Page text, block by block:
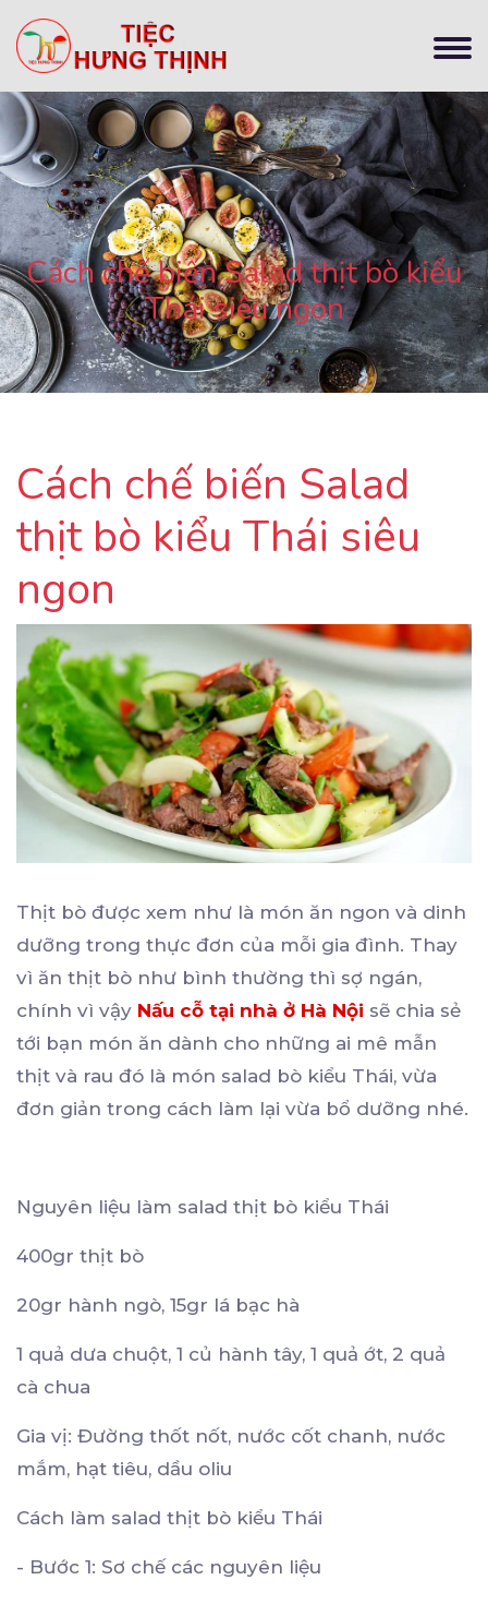
Cách chế biến Salad thịt bò kiểu
Thái siêu ngon
Cách chế biến Salad
thịt bò kiểu Thái siêu
ngon
Thịt bò được xem như là món ăn ngon và dinh
dưỡng trong thực đơn của mỗi gia đình. Thay
vì ăn thịt bò như bình thường thì sợ ngán,
chính vì vậy Nấu cỗ tại nhà ở Hà Nội sẽ chia sẻ
tới bạn món ăn dành cho những ai mê mẫn
thịt và rau đó là món salad bò kiểu Thái, vừa
đơn giản trong cách làm lại vừa bổ dưỡng nhé.
Nguyên liệu làm salad thịt bò kiểu Thái
400gr thịt bò
20gr hành ngò, 15gr lá bạc hà
1 quả dưa chuột, 1 củ hành tây, 1 quả ớt, 2 quả
cà chua
Gia vị: Đường thốt nốt, nước cốt chanh, nước
mắm, hạt tiêu, dầu oliu
Cách làm salad thịt bò kiểu Thái
- Bước 1: Sơ chế các nguyên liệu